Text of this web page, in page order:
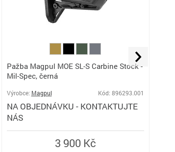
Pažba Magpul MOE SL-S Carbine Stock -
Mil-Spec, černá
Výrobce: Magpul Kód: 896293.001
NA OBJEDNÁVKU - KONTAKTUJTE
NÁS
3 900 Kč